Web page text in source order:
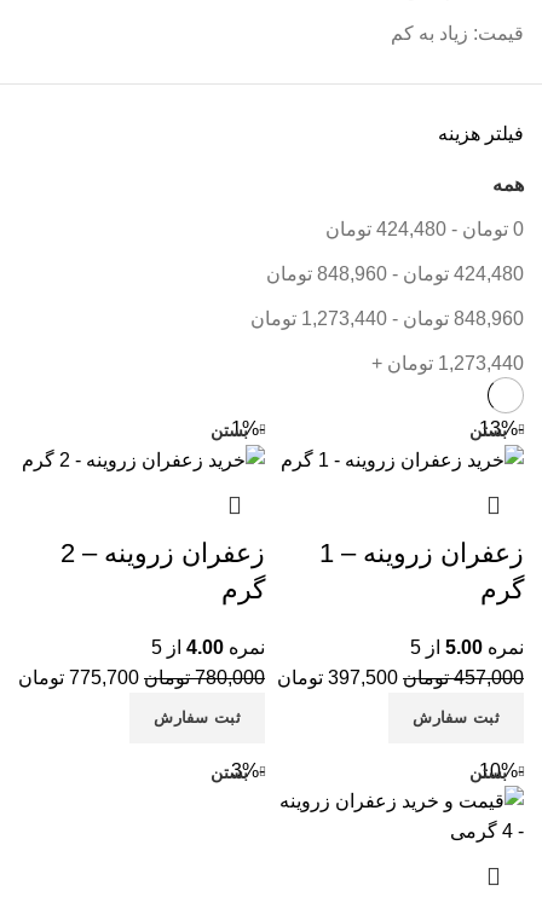
قیمت: زیاد به کم
فیلتر هزینه
همه
0 تومان -
424,480 تومان
424,480 تومان -
848,960 تومان
848,960 تومان -
1,273,440 تومان
1,273,440 تومان +
-13% بستن
زعفران زروینه – 1
گرم
نمره 5.00 از 5
457,000 تومان 397,500 تومان
ثبت سفارش
-1% بستن
زعفران زروینه – 2
گرم
نمره 4.00 از 5
780,000 تومان 775,700 تومان
ثبت سفارش
-10% بستن -3% بستن